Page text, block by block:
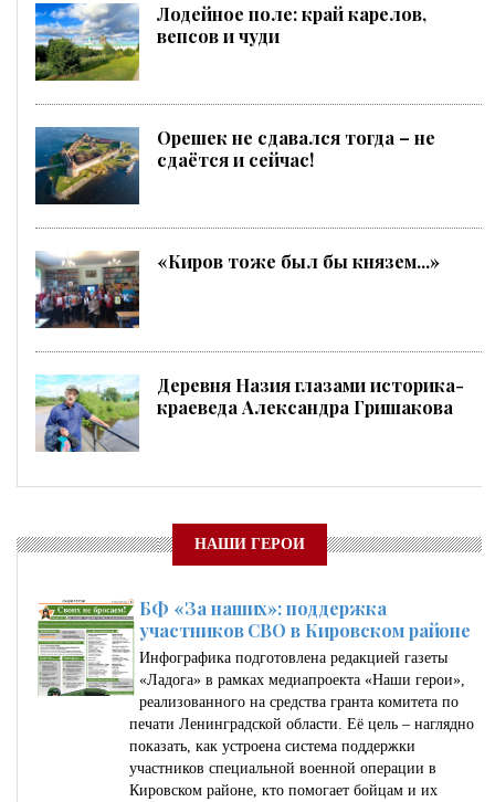
Лодейное поле: край карелов,
вепсов и чуди
Орешек не сдавался тогда – не
сдаётся и сейчас!
«Киров тоже был бы князем...»
Деревня Назия глазами историка-
краеведа Александра Гришакова
НАШИ ГЕРОИ
БФ «За наших»: поддержка
участников СВО в Кировском районе
Инфографика подготовлена редакцией газеты
«Ладога» в рамках медиапроекта «Наши герои»,
реализованного на средства гранта комитета по
печати Ленинградской области. Её цель – наглядно
показать, как устроена система поддержки
участников специальной военной операции в
Кировском районе, кто помогает бойцам и их